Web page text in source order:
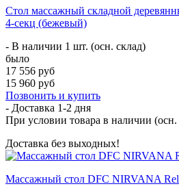
Стол массажный складной
4-секц (бежевый)
- В наличии 1 шт. (осн. склад)
было
17 556 руб
15 960 руб
Позвонить и купить
- Доставка 1-2 дня
При условии товара в наличии (осн.
Доставка без выходных!
Массажный стол DFC NIRVANA